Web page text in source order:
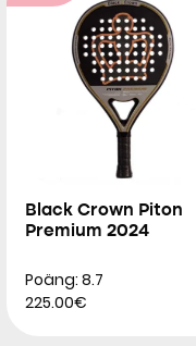
Black Crown Piton
Premium 2024
Poäng: 8.7
225.00€